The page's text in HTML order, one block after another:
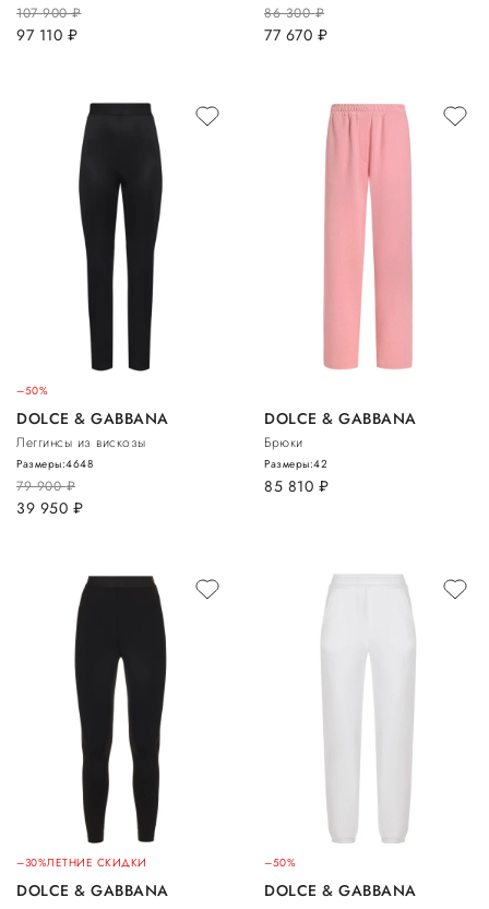
107 900руб.
97 110 руб.
86 300руб.
77 670 руб.
–50%
DOLCE & GABBANA
Леггинсы из вискозы
79 900руб.
39 950 руб.
Размеры:4648
DOLCE & GABBANA
Брюки
85 810 руб.
Размеры:42
–30%ЛЕТНИЕ СКИДКИ
DOLCE & GABBANA
–50%
DOLCE & GABBANA